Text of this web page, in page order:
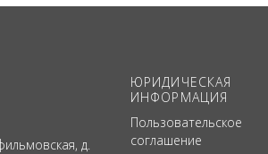
д.
ЮРИДИЧЕСКАЯ
ИНФОРМАЦИЯ
Пользовательское
соглашение